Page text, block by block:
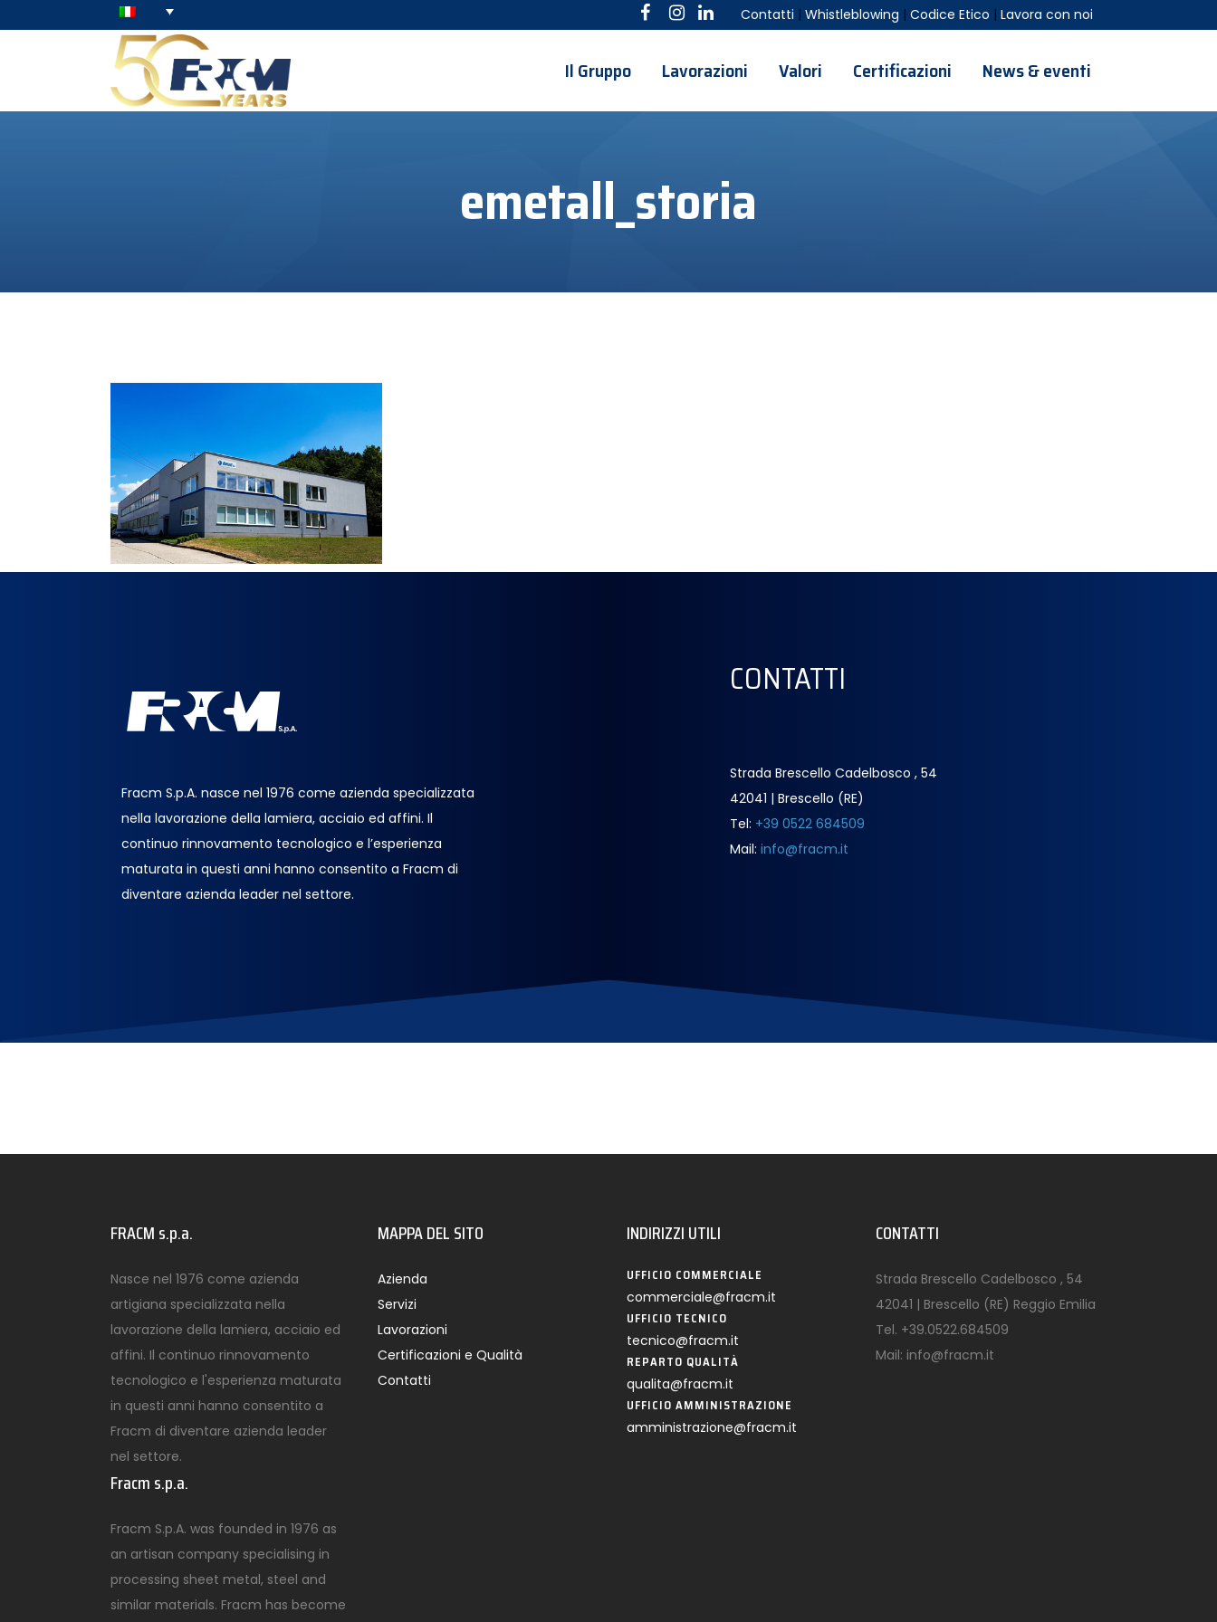
Contatti | Whistleblowing | Codice Etico | Lavora con noi
Il Gruppo Lavorazioni Valori Certificazioni News & eventi
emetall_storia
Fracm S.p.A. nasce nel 1976 come azienda specializzata
nella lavorazione della lamiera, acciaio ed affini. Il
continuo rinnovamento tecnologico e l’esperienza
maturata in questi anni hanno consentito a Fracm di
diventare azienda leader nel settore.
CONTATTI
Strada Brescello Cadelbosco , 54
42041 | Brescello (RE)
Tel: +39 0522 684509
Mail:info@fracm.it
FRACM s.p.a.
Nasce nel 1976 come azienda
artigiana specializzata nella
lavorazione della lamiera, acciaio ed
affini. Il continuo rinnovamento
tecnologico e l'esperienza maturata
in questi anni hanno consentito a
Fracm di diventare azienda leader
nel settore.
Fracm s.p.a.
Fracm S.p.A. was founded in 1976 as
an artisan company specialising in
processing sheet metal, steel and
similar materials. Fracm has become
MAPPA DEL SITO
Azienda
Servizi
Lavorazioni
Certificazioni e Qualità
Contatti
INDIRIZZI UTILI
UFFICIO COMMERCIALE
commerciale@fracm.it
UFFICIO TECNICO
tecnico@fracm.it
REPARTO QUALITÀ
qualita@fracm.it
UFFICIO AMMINISTRAZIONE
amministrazione@fracm.it
CONTATTI
Strada Brescello Cadelbosco , 54
42041 | Brescello (RE) Reggio Emilia
Tel. +39.0522.684509
Mail: info@fracm.it